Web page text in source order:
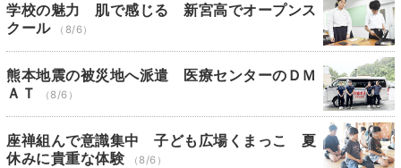
学校の魅力 肌で感じる 新宮高でオープンス
クール
（8/6）
熊本地震の被災地へ派遣 医療センターのＤＭ
ＡＴ
（8/6）
座禅組んで意識集中 子ども広場くまっこ 夏
休みに貴重な体験
（8/6）